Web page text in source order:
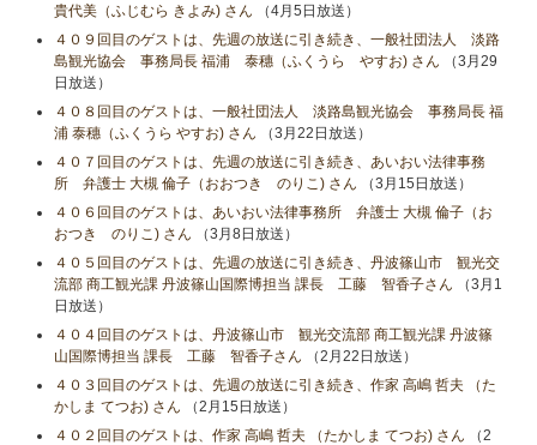
貴代美（ふじむら きよみ) さん （4月5日放送）
４０９回目のゲストは、先週の放送に引き続き、一般社団法人 淡路
島観光協会 事務局長 福浦 泰穗（ふくうら やすお) さん （3月29
日放送）
４０８回目のゲストは、一般社団法人 淡路島観光協会 事務局長 福
浦 泰穗（ふくうら やすお) さん （3月22日放送）
４０７回目のゲストは、先週の放送に引き続き、あいおい法律事務
所 弁護士 大槻 倫子（おおつき のりこ) さん （3月15日放送）
４０６回目のゲストは、あいおい法律事務所 弁護士 大槻 倫子（お
おつき のりこ) さん （3月8日放送）
４０５回目のゲストは、先週の放送に引き続き、丹波篠山市 観光交
流部 商工観光課 丹波篠山国際博担当 課長 工藤 智香子さん （3月1
日放送）
４０４回目のゲストは、丹波篠山市 観光交流部 商工観光課 丹波篠
山国際博担当 課長 工藤 智香子さん （2月22日放送）
４０３回目のゲストは、先週の放送に引き続き、作家 高嶋 哲夫 （た
かしま てつお) さん （2月15日放送）
４０２回目のゲストは、作家 高嶋 哲夫 （たかしま てつお) さん （2